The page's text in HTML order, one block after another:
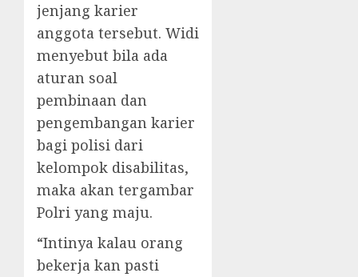
jenjang karier
anggota tersebut. Widi
menyebut bila ada
aturan soal
pembinaan dan
pengembangan karier
bagi polisi dari
kelompok disabilitas,
maka akan tergambar
Polri yang maju.
“Intinya kalau orang
bekerja kan pasti